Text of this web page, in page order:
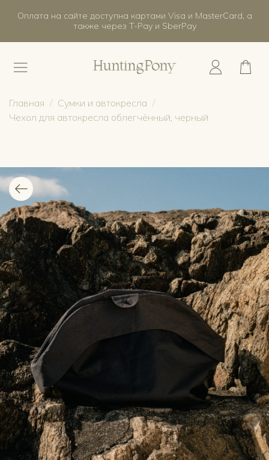
Оплата на сайте доступна картами Visa и MasterCard, а
также через T-Pay и SberPay
Главная
Сумки и автокресла
Чехол для автокресла облегчённый, черный